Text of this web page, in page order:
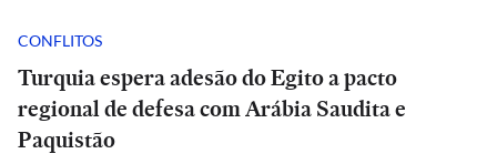
CONFLITOS
Turquia espera adesão do Egito a pacto
regional de defesa com Arábia Saudita e
Paquistão